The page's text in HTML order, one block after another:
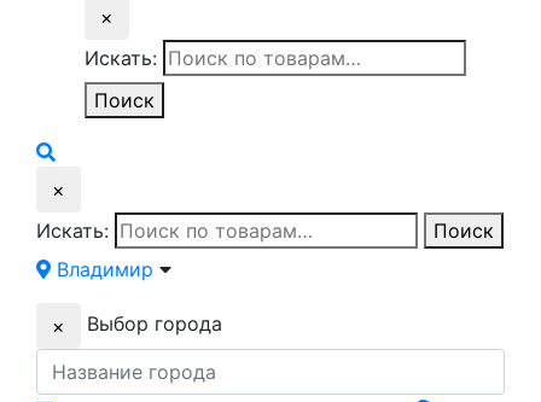
×
Искать:
Поиск
×
Искать:
Поиск
Владимир
× Выбор города